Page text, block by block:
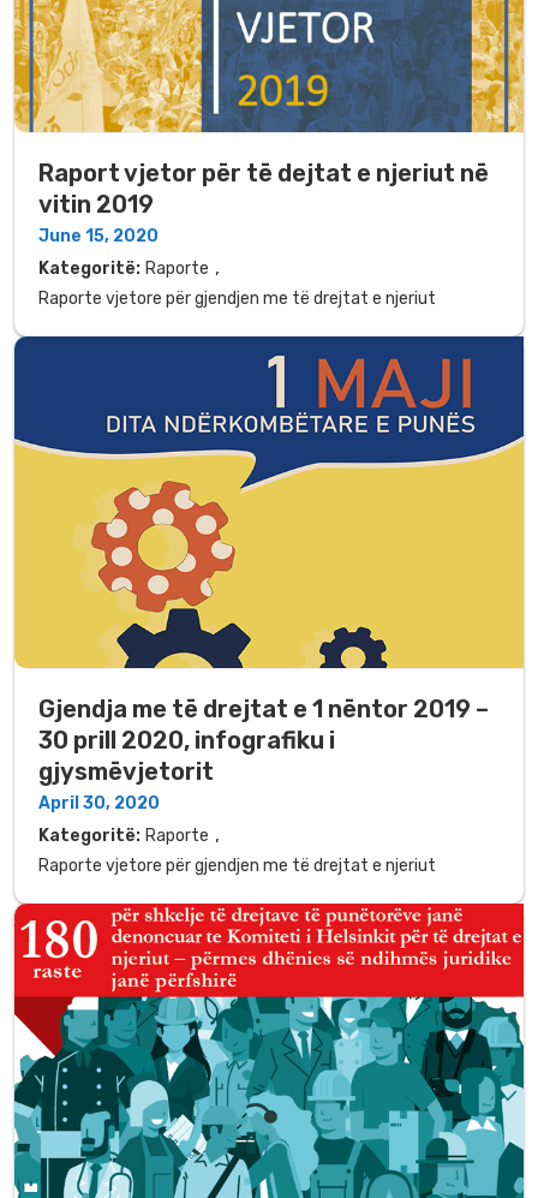
Raport vjetor për të dejtat e njeriut në
vitin 2019
June 15, 2020
Kategoritë: Raporte ,
Raporte vjetore për gjendjen me të drejtat e njeriut
Gjendja me të drejtat e 1 nëntor 2019 –
30 prill 2020, infografiku i
gjysmëvjetorit
April 30, 2020
Kategoritë: Raporte ,
Raporte vjetore për gjendjen me të drejtat e njeriut